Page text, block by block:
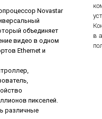
в
Novastar
объединяет
видео в одном
Ethernet и
пикселей.
различные